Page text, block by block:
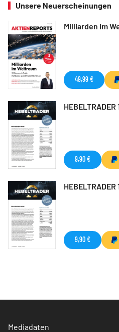
Unsere Neuerscheinungen
Milliarden im
49,99 €
9,90 €
HEBELTRADER
9,90 €
Mediadaten